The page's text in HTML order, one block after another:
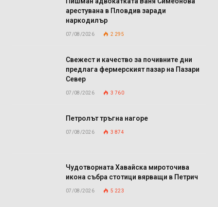
арестувана в Пловдив заради
наркодилър
07/08/2026 2 295
Свежест и качество за почивните дни
предлага фермерският пазар на Пазари
Север
07/08/2026 3 760
Петролът тръгна нагоре
07/08/2026 3 874
Чудотворната Хавайска мироточива
икона събра стотици вярващи в Петрич
07/08/2026 5 223